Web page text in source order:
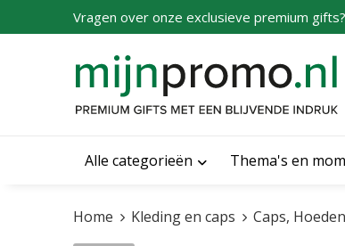
Vragen over onze exclusieve premium
Alle categorieën Thema's en
Home Kleding en caps Caps,